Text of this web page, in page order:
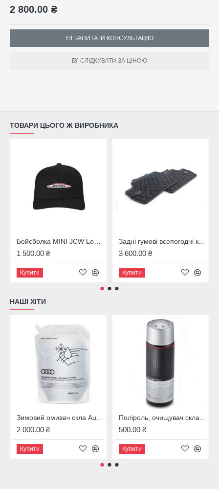
2 800.00 ₴
ЗАПИТАТИ КОНСУЛЬТАЦІЮ
СЛІДКУВАТИ ЗА ЦІНОЮ
ТОВАРИ ЦЬОГО Ж ВИРОБНИКА
Бейсболка MINI JCW Logo, Black, 80162454532
1 500.00 ₴
Купити
Задні гумові всепогодні килимки MINI - Clubman F54, 51472408523
3 600.00 ₴
Купити
НАШІ ХІТИ
Зимовий омивач скла Audi, 4M8096323B
2 000.00 ₴
Купити
Поліроль, очищувач скла Audi, 00A096329020
500.00 ₴
Купити